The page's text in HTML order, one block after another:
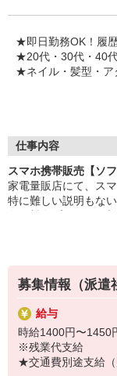
゜・。○。・
★即日勤務OK！履
★20代・30代・40
★ネイル・髪型・ア
各キャリアの新機
特別割引価格でご
お得に過ごしたい
【選べるお仕事い
事務、経理、デー
▼工場・製造・軽作
機械/食品製造・梱
▼美容系
眉毛サロンのアイ
▼営業・販売
法人営業・アパレ
▼人気案件も多数♪
仕事内容
スマホ携帯販売【ソフ
家電量販店にて、ス
特に難しい説明もな
満足度◎
■携帯やインターネッ
docomo(ドコモ)/au(
の大手キャリアから
ワイモバイル
広く紹介可能♪
募集情報（派遣
給与
時給1400円〜1450
※残業代支給
★交通費別途支給（